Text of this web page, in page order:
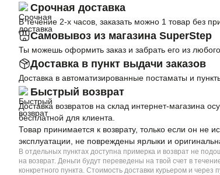
Срочная доставка
В течение 2-х часов, заказать можно 1 товар без
Самовывоз из магазина SuperStep
Ты можешь оформить заказ и забрать его из
Доставка в пункт выдачи заказов
Доставка в автоматизированные постаматы и
Быстрый возврат
Доставка возвратов на склад интернет-магазина
бесплатной для клиента.
Товар принимается к возврату, только если он не
эксплуатации, не повреждены ярлыки и
В отдельных пунктах доступна примерка и возврат не
на возврат. Деньги будут переведены на твой счет в
конкретного пункта. Стоимость доставки курьером и